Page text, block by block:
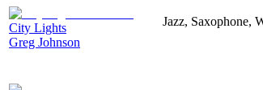
City Lights
Greg Johnson
Jazz, Saxophone,